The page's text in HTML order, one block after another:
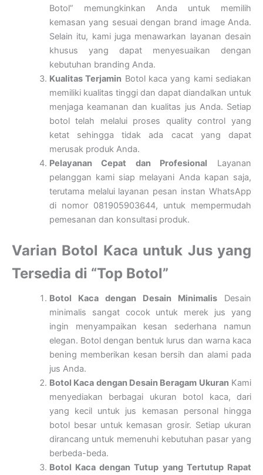
Botol” memungkinkan Anda untuk memilih
kemasan yang sesuai dengan brand image Anda.
Selain itu, kami juga menawarkan layanan desain
khusus yang dapat menyesuaikan dengan
kebutuhan branding Anda.
Kualitas Terjamin Botol kaca yang kami sediakan
memiliki kualitas tinggi dan dapat diandalkan untuk
menjaga keamanan dan kualitas jus Anda. Setiap
botol telah melalui proses quality control yang
ketat sehingga tidak ada cacat yang dapat
merusak produk Anda.
Pelayanan Cepat dan Profesional Layanan
pelanggan kami siap melayani Anda kapan saja,
terutama melalui layanan pesan instan WhatsApp
di nomor 081905903644, untuk mempermudah
pemesanan dan konsultasi produk.
Varian Botol Kaca untuk Jus yang
Tersedia di “Top Botol”
Botol Kaca dengan Desain MinimalisDesain
minimalis sangat cocok untuk merek jus yang
ingin menyampaikan kesan sederhana namun
elegan. Botol dengan bentuk lurus dan warna kaca
bening memberikan kesan bersih dan alami pada
jus Anda.
Botol Kaca dengan Desain Beragam UkuranKami
menyediakan berbagai ukuran botol kaca, dari
yang kecil untuk jus kemasan personal hingga
botol besar untuk kemasan grosir. Setiap ukuran
dirancang untuk memenuhi kebutuhan pasar yang
berbeda-beda.
Botol Kaca dengan Tutup yang Tertutup Rapat